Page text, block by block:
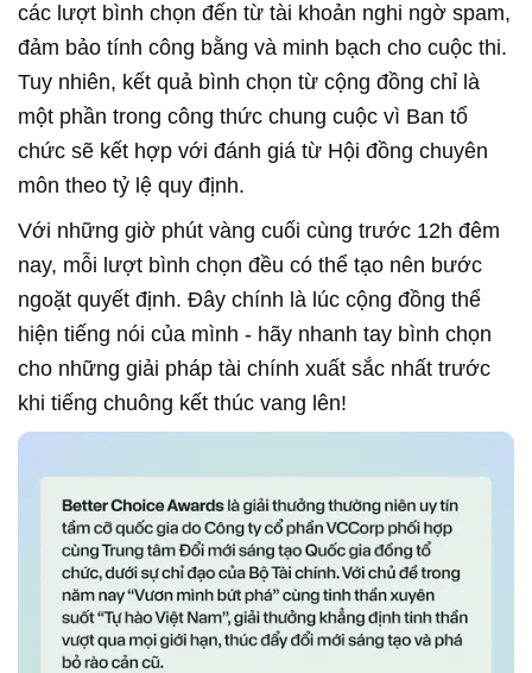
các lượt bình chọn đến từ tài khoản nghi ngờ spam,
đảm bảo tính công bằng và minh bạch cho cuộc thi.
Tuy nhiên, kết quả bình chọn từ cộng đồng chỉ là
một phần trong công thức chung cuộc vì Ban tổ
chức sẽ kết hợp với đánh giá từ Hội đồng chuyên
môn theo tỷ lệ quy định.
Với những giờ phút vàng cuối cùng trước 12h đêm
nay, mỗi lượt bình chọn đều có thể tạo nên bước
ngoặt quyết định. Đây chính là lúc cộng đồng thể
hiện tiếng nói của mình - hãy nhanh tay bình chọn
cho những giải pháp tài chính xuất sắc nhất trước
khi tiếng chuông kết thúc vang lên!